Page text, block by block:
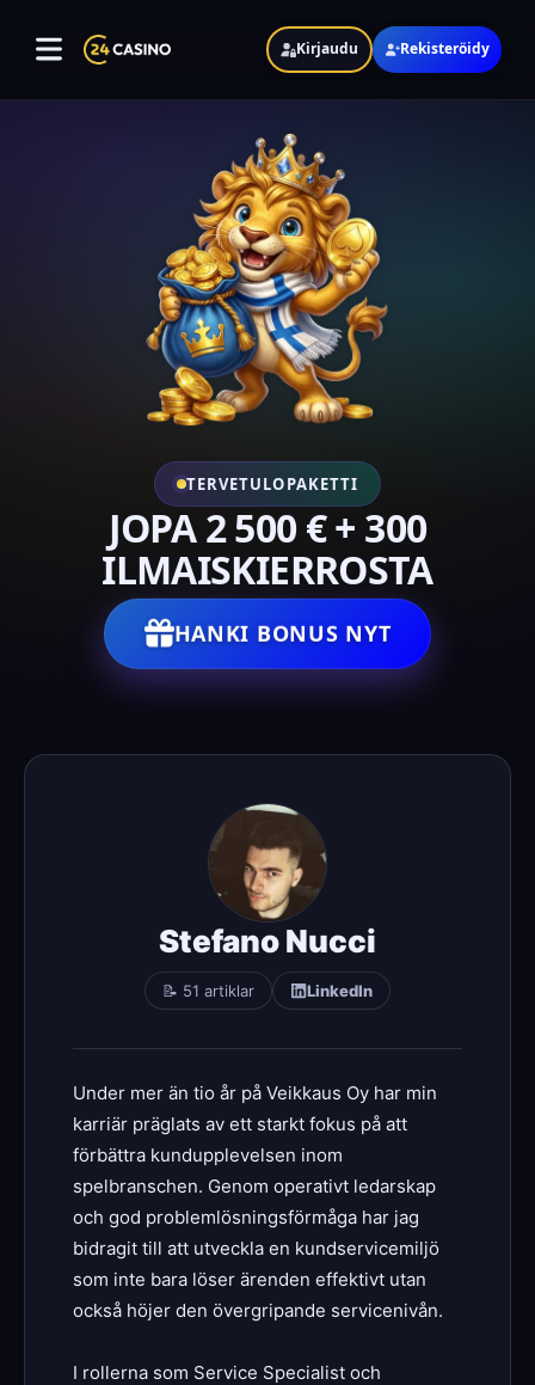
Valikko Kirjaudu Rekisteröidy
TERVETULOPAKETTI
JOPA 2 500 € + 300
ILMAISKIERROSTA
HANKI BONUS NYT
Stefano Nucci
📝 51 artiklar LinkedIn
Under mer än tio år på Veikkaus Oy har min
karriär präglats av ett starkt fokus på att
förbättra kundupplevelsen inom
spelbranschen. Genom operativt ledarskap
och god problemlösningsförmåga har jag
bidragit till att utveckla en kundservicemiljö
som inte bara löser ärenden effektivt utan
också höjer den övergripande servicenivån.
I rollerna som Service Specialist och